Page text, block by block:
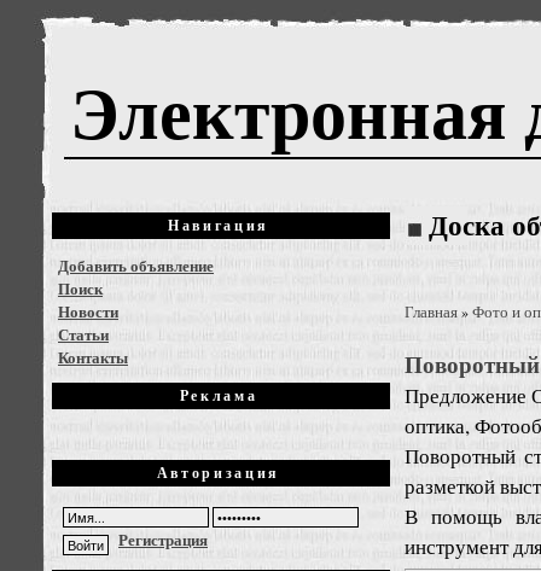
Электронная
Навигация
Добавить объявление
Поиск
Новости
Статьи
Контакты
Реклама
Авторизация
Регистрация
Доска
Главная»Фото и
Поворотный
Предложение
оптика,
Поворотный
разметкой
В помощь
инструмент